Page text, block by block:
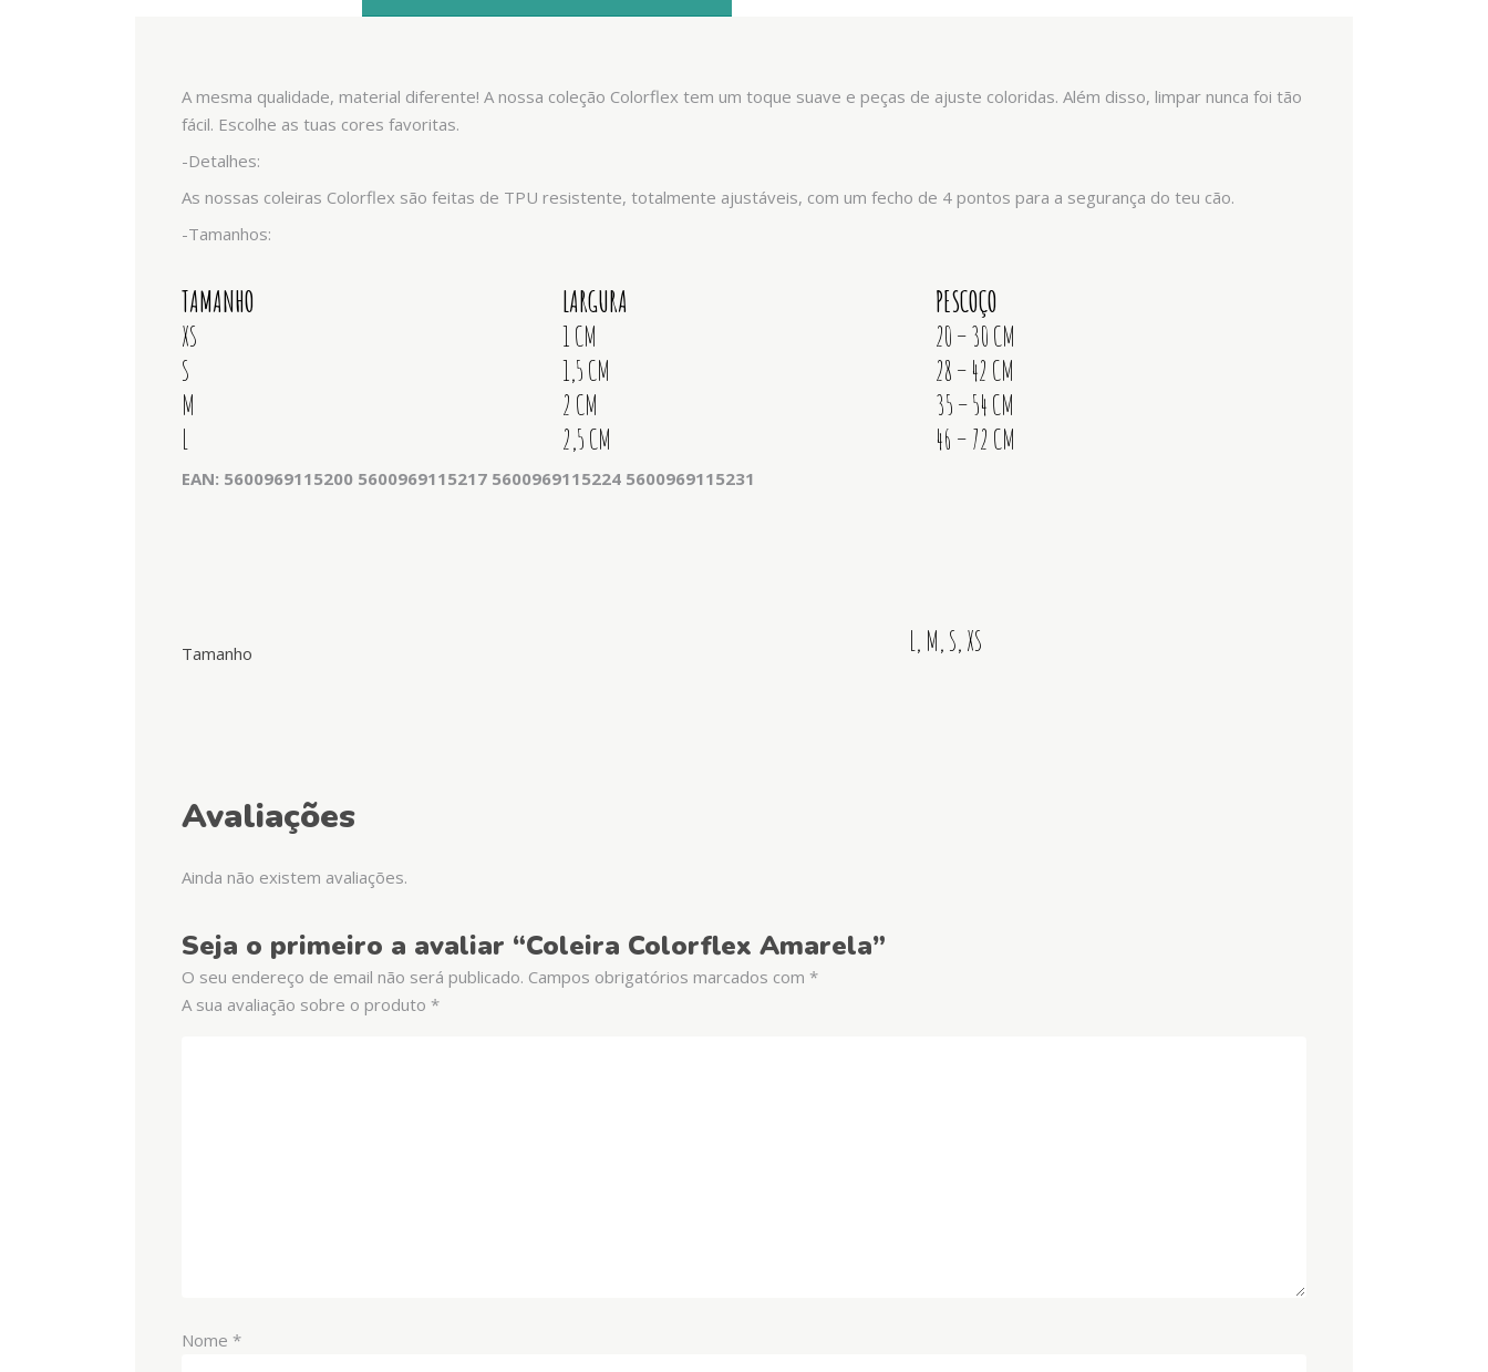
A mesma qualidade, material diferente! A nossa coleção Colorflex tem um toque suave e peças de ajuste coloridas. Além disso, limpar nunca foi tão
fácil. Escolhe as tuas cores favoritas.
-Detalhes:
As nossas coleiras Colorflex são feitas de TPU resistente, totalmente ajustáveis, com um fecho de 4 pontos para a segurança do teu cão.
-Tamanhos:
TAMANHO LARGURA
PESCOÇO
XS
1 CM
20 – 30 CM
S
1,5 CM
28 – 42 CM
M
2 CM
35 – 54 CM
L
2,5 CM 46 – 72 CM
EAN: 5600969115200 5600969115217 5600969115224 5600969115231
Tamanho L, M, S, XS
Avaliações
Ainda não existem avaliações.
Seja o primeiro a avaliar “Coleira Colorflex Amarela”
O seu endereço de email não será publicado. Campos obrigatórios marcados com *
A sua avaliação sobre o produto *
Nome *